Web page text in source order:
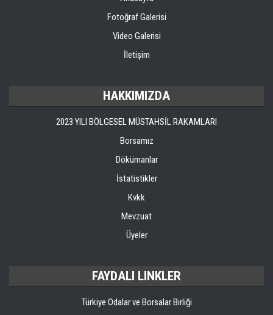
Fotoğraf Galerisi
Video Galerisi
İletişim
HAKKIMIZDA
2023 YILI BÖLGESEL MÜSTAHSİL RAKAMLARI
Borsamız
Dökümanlar
İstatistikler
Kvkk
Mevzuat
Üyeler
FAYDALI LINKLER
Türkiye Odalar ve Borsalar Birliği